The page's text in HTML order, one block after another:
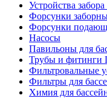
Устройства
Форсунки
Форсунки
Насосы
Павильоны для
Трубы и
Фильтровальные
Фильтры для
Химия для